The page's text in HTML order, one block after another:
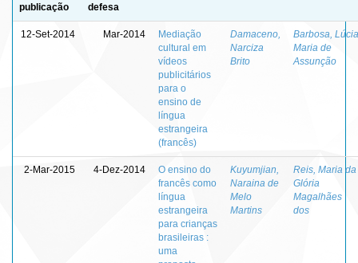
publicação
defesa
12-Set-2014 Mar-2014
Mediação
cultural em
vídeos
publicitários
para o
ensino de
língua
estrangeira
(francês)
Damaceno,
Narciza
Brito
Barbosa, Lúcia
Maria de
Assunção
2-Mar-2015 4-Dez-2014
O ensino do
francês como
língua
estrangeira
para crianças
brasileiras :
uma
Kuyumjian,
Naraina de
Melo
Martins
Reis, Maria da
Glória
Magalhães
dos